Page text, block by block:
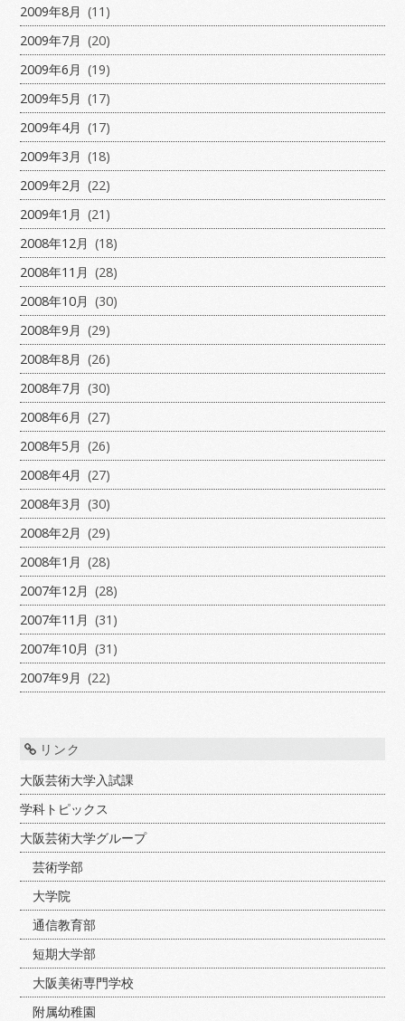
2009年8月 (11)
2009年7月 (20)
2009年6月 (19)
2009年5月 (17)
2009年4月 (17)
2009年3月 (18)
2009年2月 (22)
2009年1月 (21)
2008年12月 (18)
2008年11月 (28)
2008年10月 (30)
2008年9月 (29)
2008年8月 (26)
2008年7月 (30)
2008年6月 (27)
2008年5月 (26)
2008年4月 (27)
2008年3月 (30)
2008年2月 (29)
2008年1月 (28)
2007年12月 (28)
2007年11月 (31)
2007年10月 (31)
2007年9月 (22)
リンク
大阪芸術大学入試課
学科トピックス
大阪芸術大学グループ
芸術学部
大学院
通信教育部
短期大学部
大阪美術専門学校
附属幼稚園